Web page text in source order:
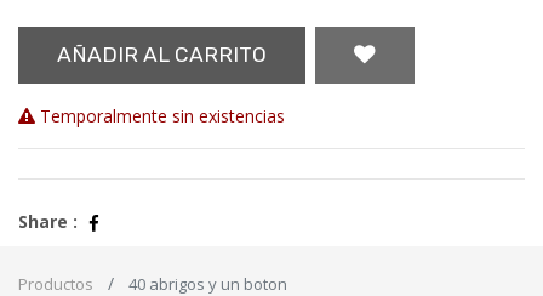
AÑADIR AL CARRITO
Temporalmente sin existencias
Share :
Productos 40 abrigos y un boton